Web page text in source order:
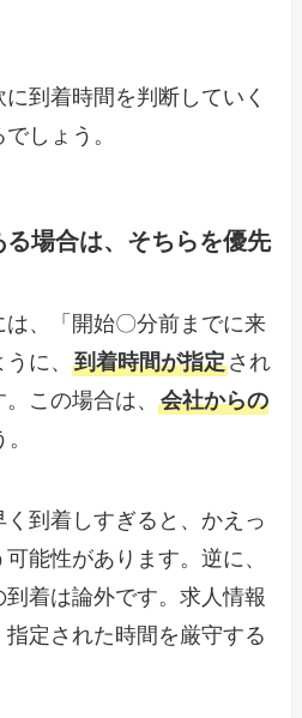
到着時間を判断していく
しょう。
場合は、そちらを優先
、「開始〇分前までに来
うに、到着時間が指定され
。この場合は、会社からの
到着しすぎると、かえっ
能性があります。逆に、
着は論外です。求人情報
定された時間を厳守する